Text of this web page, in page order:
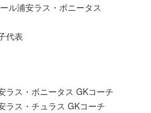
ル浦安ラス・ボニータス
代表
ス・ボニータス GKコーチ
ス・チュラス GKコーチ